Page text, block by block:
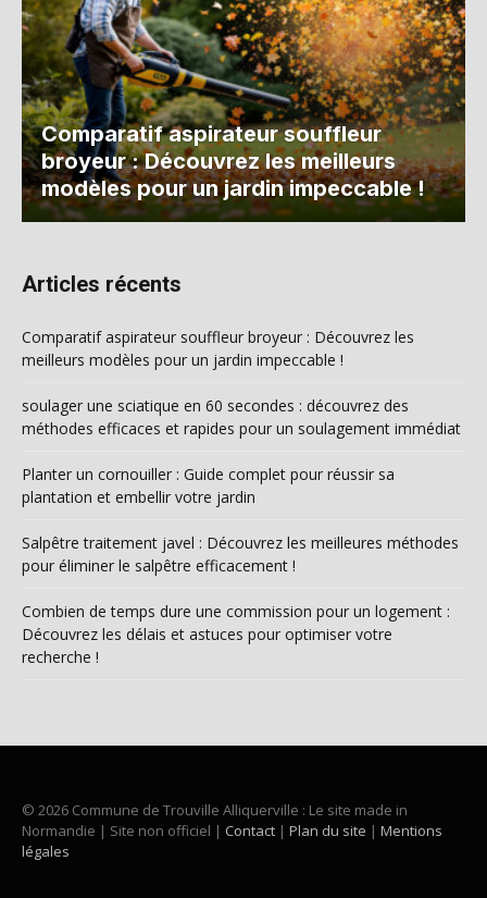
Comparatif aspirateur souffleur
broyeur : Découvrez les meilleurs
modèles pour un jardin impeccable !
Articles récents
Comparatif aspirateur souffleur broyeur : Découvrez les
meilleurs modèles pour un jardin impeccable !
soulager une sciatique en 60 secondes : découvrez des
méthodes efficaces et rapides pour un soulagement immédiat
Planter un cornouiller : Guide complet pour réussir sa
plantation et embellir votre jardin
Salpêtre traitement javel : Découvrez les meilleures méthodes
pour éliminer le salpêtre efficacement !
Combien de temps dure une commission pour un logement :
Découvrez les délais et astuces pour optimiser votre
recherche !
© 2026 Commune de Trouville Alliquerville : Le site made in
Normandie | Site non officiel | Contact | Plan du site | Mentions
légales